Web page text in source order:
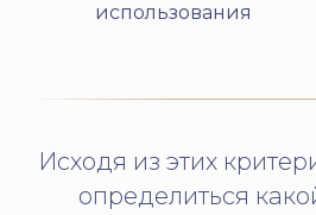
использования
Исходя из этих
определиться